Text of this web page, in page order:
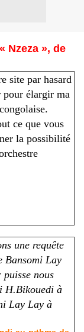
Nzeza », de
site par hasard
pour élargir ma
ce que vous
la possibilité
une requête
Bansomi Lay
nous
H.Bikouedi à
Lay Lay à